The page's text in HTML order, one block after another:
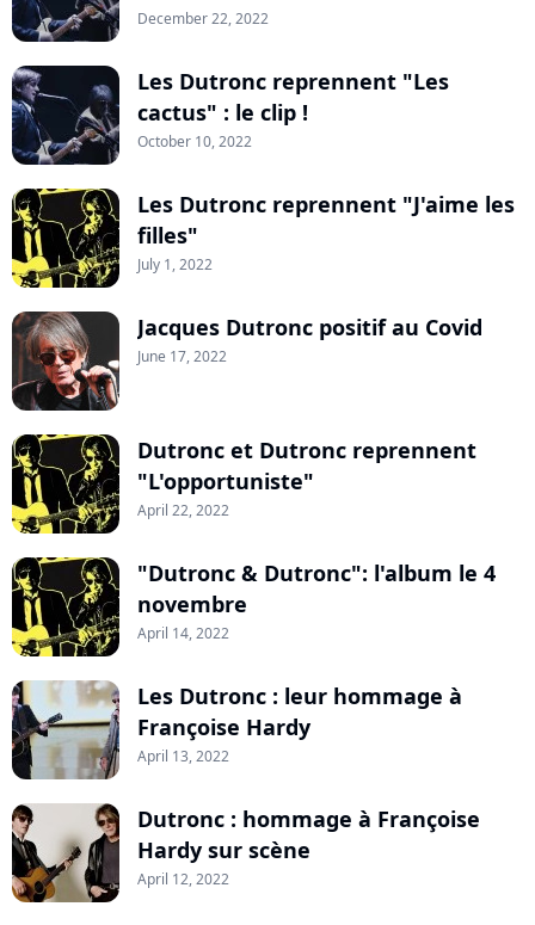
December 22, 2022
Les Dutronc reprennent "Les
cactus" : le clip !
October 10, 2022
Les Dutronc reprennent "J'aime les
filles"
July 1, 2022
Jacques Dutronc positif au Covid
June 17, 2022
Dutronc et Dutronc reprennent
"L'opportuniste"
April 22, 2022
"Dutronc & Dutronc": l'album le 4
novembre
April 14, 2022
Les Dutronc : leur hommage à
Françoise Hardy
April 13, 2022
Dutronc : hommage à Françoise
Hardy sur scène
April 12, 2022